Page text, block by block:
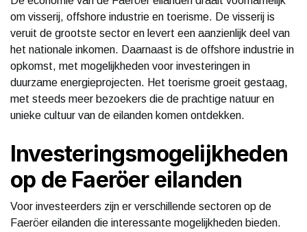
om visserij, offshore industrie en toerisme. De visserij is
veruit de grootste sector en levert een aanzienlijk deel van
het nationale inkomen. Daarnaast is de offshore industrie in
opkomst, met mogelijkheden voor investeringen in
duurzame energieprojecten. Het toerisme groeit gestaag,
met steeds meer bezoekers die de prachtige natuur en
unieke cultuur van de eilanden komen ontdekken.
Investeringsmogelijkheden
op de Faeröer eilanden
Voor investeerders zijn er verschillende sectoren op de
Faeröer eilanden die interessante mogelijkheden bieden.